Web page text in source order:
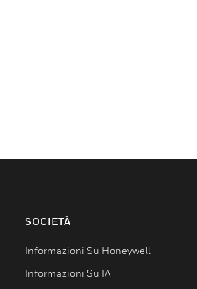
SOCIETÀ
Informazioni Su Honeywell
Informazioni Su IA